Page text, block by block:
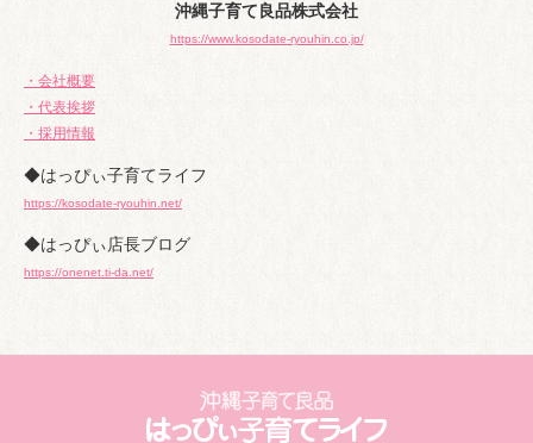
沖縄子育て良品株式会社
https://www.kosodate-ryouhin.co.jp/
・会社概要
・代表挨拶
・採用情報
◆はっぴぃ子育てライフ
https://kosodate-ryouhin.net/
◆はっぴぃ店長ブログ
https://onenet.ti-da.net/